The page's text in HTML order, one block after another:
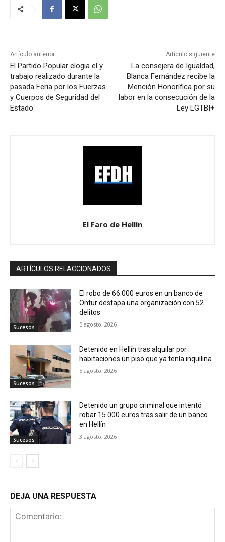
Artículo anterior
El Partido Popular elogia el y
trabajo realizado durante la
pasada Feria por los Fuerzas
y Cuerpos de Seguridad del
Estado
Artículo siguiente
La consejera de Igualdad,
Blanca Fernández recibe la
Mención Honorífica por su
labor en la consecución de la
Ley LGTBI+
El Faro de Hellín
ARTÍCULOS RELACCIONADOS
Sucesos
El robo de 66.000 euros en un banco de
Ontur destapa una organización con 52
delitos
5 agosto, 2026
Sucesos
Detenido en Hellín tras alquilar por
habitaciones un piso que ya tenía inquilina
5 agosto, 2026
Sucesos
Detenido un grupo criminal que intentó
robar 15.000 euros tras salir de un banco
en Hellín
3 agosto, 2026
DEJA UNA RESPUESTA